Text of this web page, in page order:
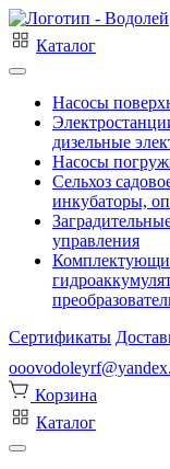
Каталог
Насосы
дизельные
Насосы
Сельхоз
инкубаторы,
управления
Сертификаты
Корзина
Каталог